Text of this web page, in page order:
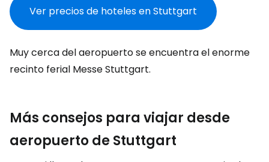
Ver precios de hoteles en Stuttgart
Muy cerca del aeropuerto se encuentra el enorme
recinto ferial Messe Stuttgart.
Más consejos para viajar desde
aeropuerto de Stuttgart